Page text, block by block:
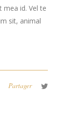
mea id. Vel te
sit, animal
Partager